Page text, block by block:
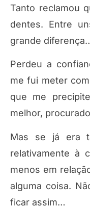
Tanto reclamou
dentes. Entre
grande
Perdeu a
me fui meter
que me
melhor,
Mas se já era
relativamente à
menos em
alguma coisa.
ficar assim…